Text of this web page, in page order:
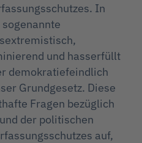
In
und hasserfüllt
demokratiefeindlich
Grundgesetz. Diese
Fragen bezüglich
der politischen
auf,